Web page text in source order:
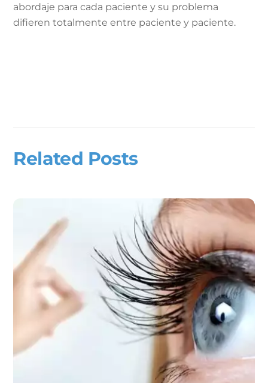
abordaje para cada paciente y su problema
difieren totalmente entre paciente y paciente.
Related Posts